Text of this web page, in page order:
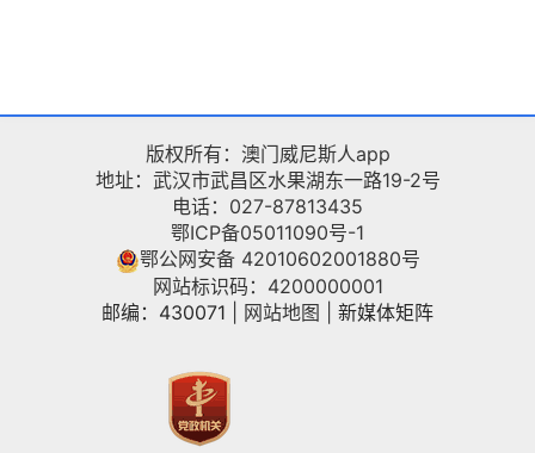
版权所有：澳门威尼斯人app
地址：武汉市武昌区水果湖东一路19-2号
电话：027-87813435
鄂ICP备05011090号-1
鄂公网安备 42010602001880号
网站标识码：4200000001
邮编：430071
网站地图 新媒体矩阵